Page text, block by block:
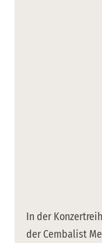
In der
der Cembalist